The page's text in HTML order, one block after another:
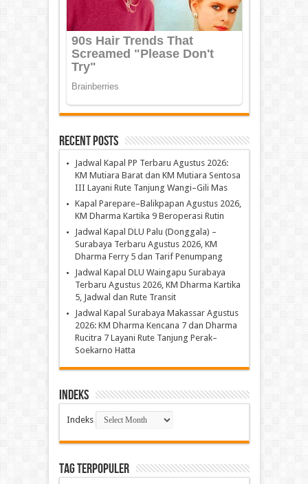
Recent Posts
Jadwal Kapal PP Terbaru Agustus 2026:
KM Mutiara Barat dan KM Mutiara Sentosa
III Layani Rute Tanjung Wangi–Gili Mas
Kapal Parepare–Balikpapan Agustus 2026,
KM Dharma Kartika 9 Beroperasi Rutin
Jadwal Kapal DLU Palu (Donggala) –
Surabaya Terbaru Agustus 2026, KM
Dharma Ferry 5 dan Tarif Penumpang
Jadwal Kapal DLU Waingapu Surabaya
Terbaru Agustus 2026, KM Dharma Kartika
5, Jadwal dan Rute Transit
Jadwal Kapal Surabaya Makassar Agustus
2026: KM Dharma Kencana 7 dan Dharma
Rucitra 7 Layani Rute Tanjung Perak–
Soekarno Hatta
Indeks
Indeks
TAG TERPOPULER